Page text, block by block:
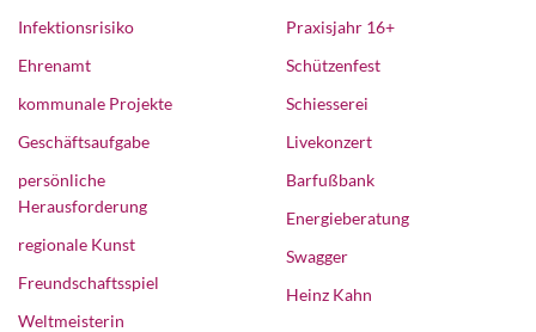
Infektionsrisiko
Ehrenamt
kommunale Projekte
Geschäftsaufgabe
persönliche
Herausforderung
regionale Kunst
Freundschaftsspiel
Weltmeisterin
Praxisjahr 16+
Schützenfest
Schiesserei
Livekonzert
Barfußbank
Energieberatung
Swagger
Heinz Kahn